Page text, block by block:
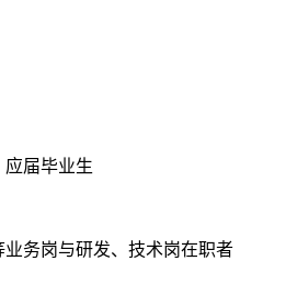
届毕业生
务岗与研发、技术岗在职者